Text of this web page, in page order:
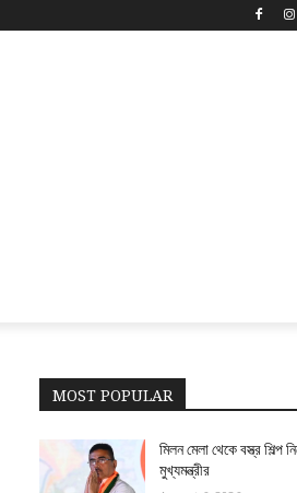
MOST POPULAR
মিলন মেলা থেকে বস্ত্র শিল্প
মুখ্যমন্ত্রীর